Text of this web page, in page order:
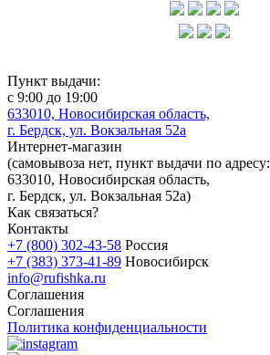
Пункт выдачи:
с 9:00 до 19:00
633010, Новосибирская область,
г. Бердск, ул. Вокзальная 52а
Интернет-магазин
(самовывоза нет, пункт выдачи по адресу:
633010, Новосибирская область,
г. Бердск, ул. Вокзальная 52а)
Как связаться?
Контакты
+7 (800) 302-43-58 Россия
+7 (383) 373-41-89 Новосибирск
info@rufishka.ru
Соглашения
Соглашения
Политика конфиденциальности